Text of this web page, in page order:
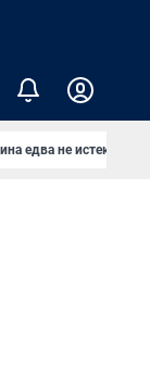
едва не истекла